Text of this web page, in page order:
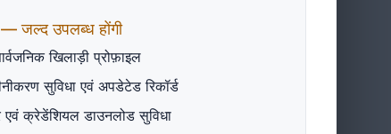
— जल्द उपलब्ध होंगी
खिलाड़ी प्रोफ़ाइल
सुविधा एवं अपडेटेड रिकॉर्ड
क्रेडेंशियल डाउनलोड सुविधा